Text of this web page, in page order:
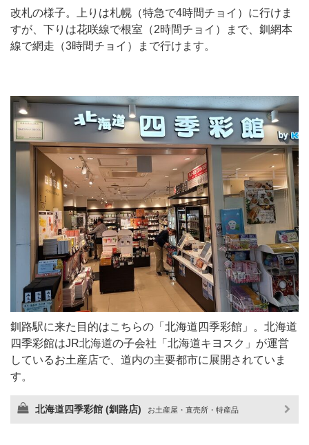
改札の様子。上りは札幌（特急で4時間チョイ）に行けま
すが、下りは花咲線で根室（2時間チョイ）まで、釧網本
線で網走（3時間チョイ）まで行けます。
釧路駅に来た目的はこちらの「北海道四季彩館」。北海道
四季彩館はJR北海道の子会社「北海道キヨスク」が運営
しているお土産店で、道内の主要都市に展開されていま
す。
北海道四季彩館 (釧路店) お土産屋・直売所・特産品